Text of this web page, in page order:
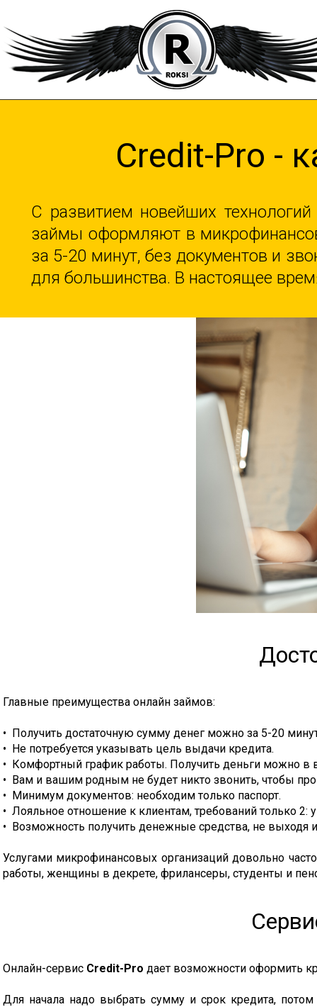
Credit-Pro -
С развитием новейших
займы оформляют в
за 5-20 минут, без документов и
для большинства. В настоящее
Главные преимущества онлайн займов:
• Получить достаточную сумму денег можно за 5-20
• Не потребуется указывать цель выдачи кредита.
• Комфортный график работы. Получить деньги можно в
• Вам и вашим родным не будет никто звонить, чтобы
• Минимум документов: необходим только паспорт.
• Лояльное отношение к клиентам, требований только 2:
• Возможность получить денежные средства, не выходя
Услугами микрофинансовых организаций довольно
работы, женщины в декрете, фрилансеры, студенты и
Онлайн-сервис Credit-Pro дает возможности оформить
Для начала надо выбрать сумму и срок кредита,